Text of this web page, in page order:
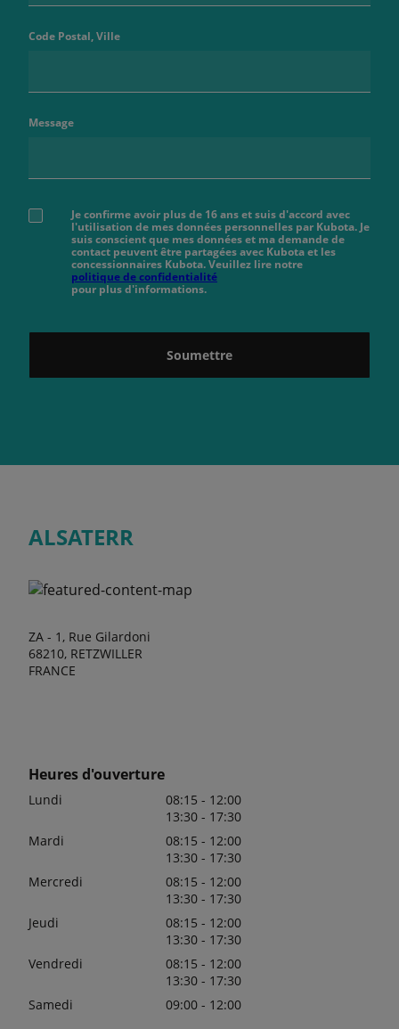
Code Postal, Ville
Message
Je confirme avoir plus de 16 ans et suis d'accord avec
l'utilisation de mes données personnelles par Kubota. Je
suis conscient que mes données et ma demande de
contact peuvent être partagées avec Kubota et les
concessionnaires Kubota. Veuillez lire notre
politique de confidentialité
pour plus d'informations.
Soumettre
ALSATERR
ZA - 1, Rue Gilardoni
68210, RETZWILLER
FRANCE
Heures d'ouverture
Lundi
08:15 - 12:00
13:30 - 17:30
Mardi
08:15 - 12:00
13:30 - 17:30
Mercredi
08:15 - 12:00
13:30 - 17:30
Jeudi
08:15 - 12:00
13:30 - 17:30
Vendredi
08:15 - 12:00
13:30 - 17:30
Samedi
09:00 - 12:00